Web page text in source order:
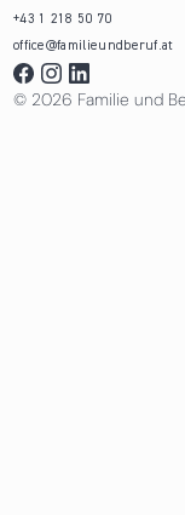
+43 1 218 50 70
office@familieundberuf.at
© 2026 Familie und